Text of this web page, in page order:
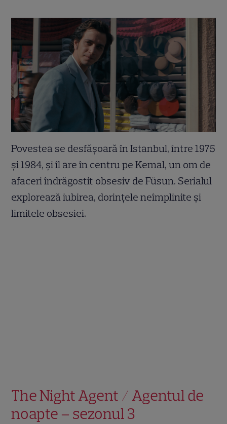
Povestea se desfășoară în Istanbul, între 1975
și 1984, și îl are în centru pe Kemal, un om de
afaceri îndrăgostit obsesiv de Füsun. Serialul
explorează iubirea, dorințele neîmplinite și
limitele obsesiei.
The Night Agent / Agentul de
noapte – sezonul 3